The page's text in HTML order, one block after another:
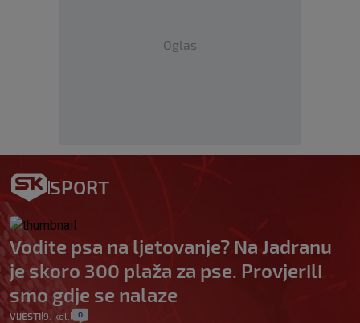
Oglas
SPORT
Vodite psa na ljetovanje? Na Jadranu
je skoro 300 plaža za pse. Provjerili
smo gdje se nalaze
VIJESTI 9. kol. 0